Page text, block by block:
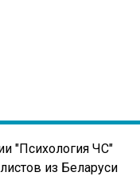
"Психология ЧС"
из Беларуси